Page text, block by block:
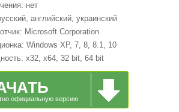
нет
английский, украинский
Microsoft Corporation
Windows XP, 7, 8, 8.1, 10
x32, x64, 32 bit, 64 bit
официальную версию